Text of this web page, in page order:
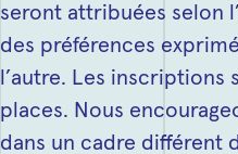
seront attribuées selon
des préférences
l’autre. Les inscriptions
places. Nous
dans un cadre différent